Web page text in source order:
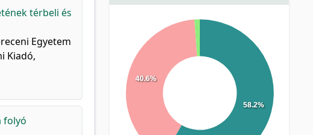
térbeli és
Egyetem
Kiadó,
folyó
58.2%
40.6%